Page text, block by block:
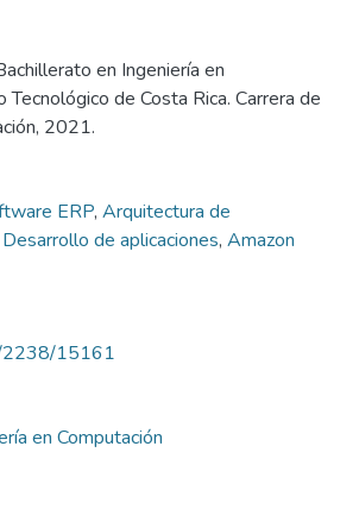
en Ingeniería en
de Costa Rica. Carrera de
2021.
ERP, Arquitectura de
Desarrollo de aplicaciones, Amazon
2238/15161
en Computación